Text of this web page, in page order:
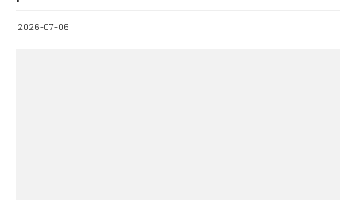
2026-07-06